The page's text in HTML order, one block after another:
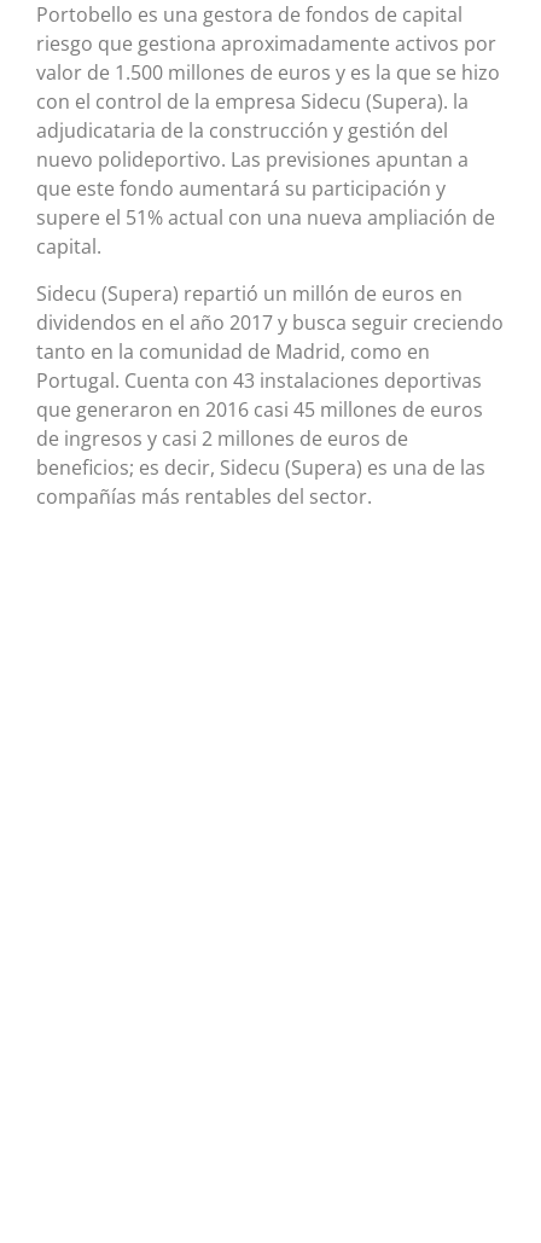
Portobello es una gestora de fondos de capital
riesgo que gestiona aproximadamente activos por
valor de 1.500 millones de euros y es la que se hizo
con el control de la empresa Sidecu (Supera). la
adjudicataria de la construcción y gestión del
nuevo polideportivo. Las previsiones apuntan a
que este fondo aumentará su participación y
supere el 51% actual con una nueva ampliación de
capital.
Sidecu (Supera) repartió un millón de euros en
dividendos en el año 2017 y busca seguir creciendo
tanto en la comunidad de Madrid, como en
Portugal. Cuenta con 43 instalaciones deportivas
que generaron en 2016 casi 45 millones de euros
de ingresos y casi 2 millones de euros de
beneficios; es decir, Sidecu (Supera) es una de las
compañías más rentables del sector.